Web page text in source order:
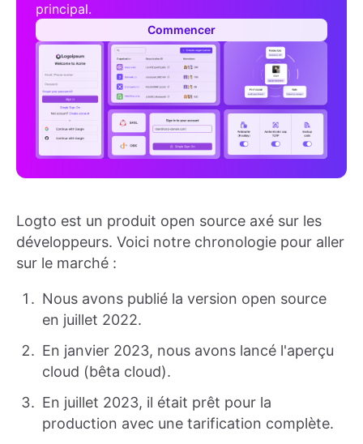
principal.
Commencer
Logto est un produit open source axé sur les
développeurs. Voici notre chronologie pour aller
sur le marché :
Nous avons publié la version open source
en juillet 2022.
En janvier 2023, nous avons lancé l'aperçu
cloud (bêta cloud).
En juillet 2023, il était prêt pour la
production avec une tarification complète.